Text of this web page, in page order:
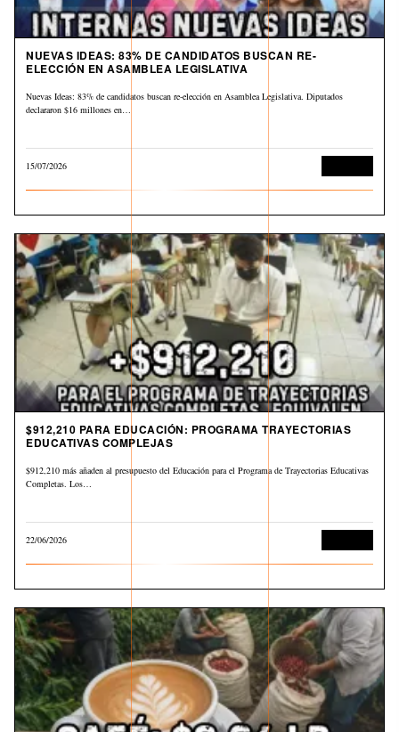
NUEVAS IDEAS: 83% DE CANDIDATOS BUSCAN RE-
ELECCIÓN EN ASAMBLEA LEGISLATIVA
Nuevas Ideas: 83% de candidatos buscan re-elección en Asamblea Legislativa. Diputados
declararon $16 millones en…
15/07/2026
$912,210 PARA EDUCACIÓN: PROGRAMA TRAYECTORIAS
EDUCATIVAS COMPLEJAS
$912,210 más añaden al presupuesto del Educación para el Programa de Trayectorias Educativas
Completas. Los…
22/06/2026